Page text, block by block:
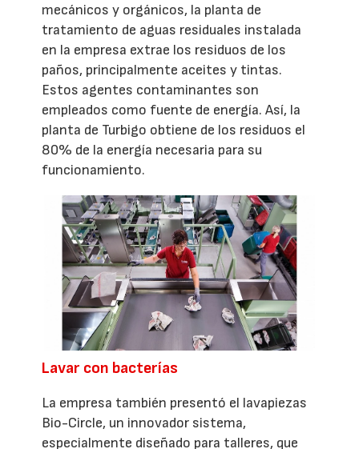
mecánicos y orgánicos, la planta de
tratamiento de aguas residuales instalada
en la empresa extrae los residuos de los
paños, principalmente aceites y tintas.
Estos agentes contaminantes son
empleados como fuente de energía. Así, la
planta de Turbigo obtiene de los residuos el
80% de la energía necesaria para su
funcionamiento.
Lavar con bacterías
La empresa también presentó el lavapiezas
Bio-Circle, un innovador sistema,
especialmente diseñado para talleres, que